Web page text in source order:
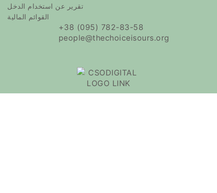
تقرير عن استخدام الدخل
القوائم المالية
+38 (095) 782-83-58
people@thechoiceisours.org